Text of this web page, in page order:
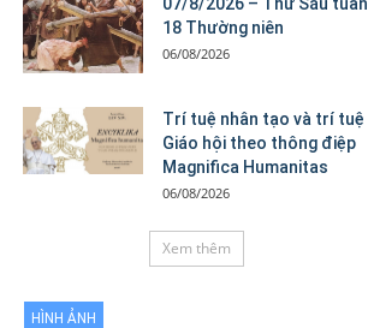
18 Thường niên
06/08/2026
Trí tuệ nhân tạo và trí tuệ
Giáo hội theo thông điệp
Magnifica Humanitas
06/08/2026
Xem thêm
HÌNH ẢNH